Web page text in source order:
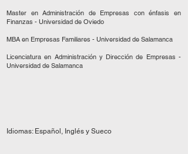
Master en Administración de Empresas con énfasis en
Finanzas - Universidad de Oviedo
MBA en Empresas Familiares - Universidad de Salamanca
Licenciatura en Administración y Dirección de Empresas -
Universidad de Salamanca
Idiomas: Español, Inglés y Sueco